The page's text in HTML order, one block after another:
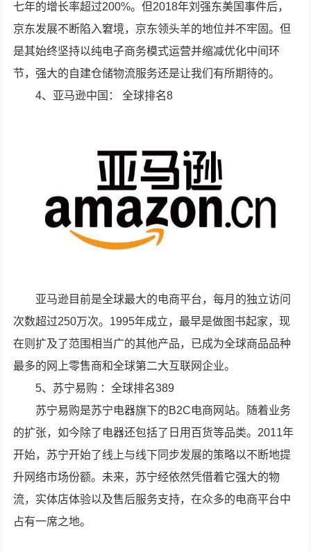
七年的增长率超过200%。但2018年刘强东美国事件后，
京东发展不断陷入窘境，京东领头羊的地位并不牢固。但
是其始终坚持以纯电子商务模式运营并缩减优化中间环
节，强大的自建仓储物流服务还是让我们有所期待的。
4、亚马逊中国： 全球排名8
亚马逊目前是全球最大的电商平台，每月的独立访问
次数超过250万次。1995年成立，最早是做图书起家，现
在则扩及了范围相当广的其他产品，已成为全球商品品种
最多的网上零售商和全球第二大互联网企业。
5、苏宁易购 ：全球排名389
苏宁易购是苏宁电器旗下的B2C电商网站。随着业务
的扩张，如今除了电器还包括了日用百货等品类。2011年
开始，苏宁开始了线上与线下同步发展的策略以不断地提
升网络市场份额。未来，苏宁经依然凭借着它强大的物
流，实体店体验以及售后服务支持，在众多的电商平台中
占有一席之地。